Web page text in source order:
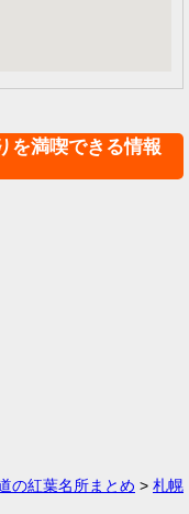
を満喫できる情報
の紅葉名所まとめ > 札幌